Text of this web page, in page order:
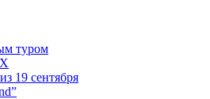
туром
19 сентября